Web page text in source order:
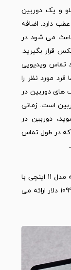
در جلو و یک دوربین
قسمت عقب دارد. اضافه
ردیابی چهره در آیپد پرو های 2021 باعث می شود در
قرار بگیرید.
تماس ویدیویی
مورد نظر را
های دوربین در
دوربین است. زمانی
دوربین در
که در طول تماس
دو مدل آیپد پرو از مدل جدید وجود دارد که مدل 11 اینچی با
قیمت 799 دلار و مدل 12.9 اینچی با قیمت 1099 دلار ارائه می